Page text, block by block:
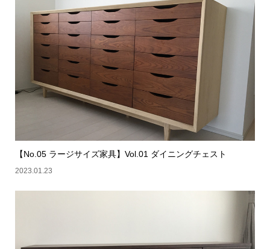
【No.05 ラージサイズ家具】Vol.01 ダイニングチェスト
2023.01.23